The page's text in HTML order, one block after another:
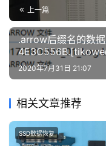
上一篇
.arrow后缀名的数
2020年7月31日 21:07
相关文章推荐
SSD数据恢复